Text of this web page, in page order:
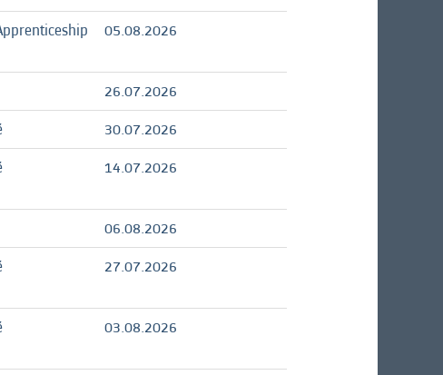
05.08.2026
26.07.2026
30.07.2026
14.07.2026
06.08.2026
27.07.2026
03.08.2026